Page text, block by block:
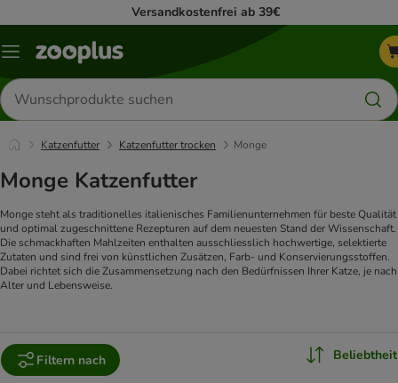
Versandkostenfrei ab 39€
Menü
Produkte
suchen
Katzenfutter Katzenfutter trocken Monge
Monge Katzenfutter
Monge steht als traditionelles italienisches Familienunternehmen für beste Qualität
und optimal zugeschnittene Rezepturen auf dem neuesten Stand der Wissenschaft.
Die schmackhaften Mahlzeiten enthalten ausschliesslich hochwertige, selektierte
Zutaten und sind frei von künstlichen Zusätzen, Farb- und Konservierungsstoffen.
Dabei richtet sich die Zusammensetzung nach den Bedürfnissen Ihrer Katze, je nach
Alter und Lebensweise.
Filtern nach Beliebtheit